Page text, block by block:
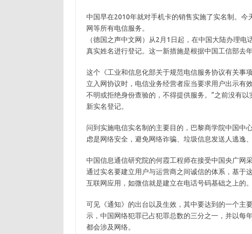
中国早在2010年就对手机卡的销售实施了实名制。
网等所有电信服务。
（德国之声中文网）从2月1日起，在中国大陆办理
真实姓名进行登记。这一新措施是根据中国工信部去
这个《工业和信息化部关于规范电信服务协议有关事
立入网协议时，电信业务经营者应当要求用户出示有
不明或拒绝身份查验的，不得提供服务。”之前没有
新实名登记。
问到实施电信实名制的主要目的，巴黎商学院中国中
虑是网络安全，避免网络诈骗、垃圾信息发送人逃逸
中国信息通信研究院的何霞工程师在接受中国央广网
通过实名要建立用户与运营商之间诚信的体系，基于
互联网应用，如微信就是建立在电话号码基础之上的
可见《通知》的出台以及生效，其中要达到的一个主
示，中国网络犯罪已占犯罪总数的三分之一，并以每
都会涉及网络。